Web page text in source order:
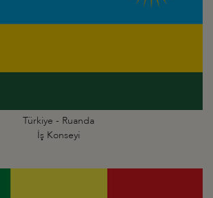
Türkiye - Ruanda
İş Konseyi